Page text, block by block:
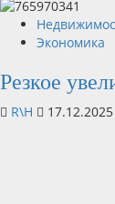
Экономика
Резкое
R\H 17.12.2025